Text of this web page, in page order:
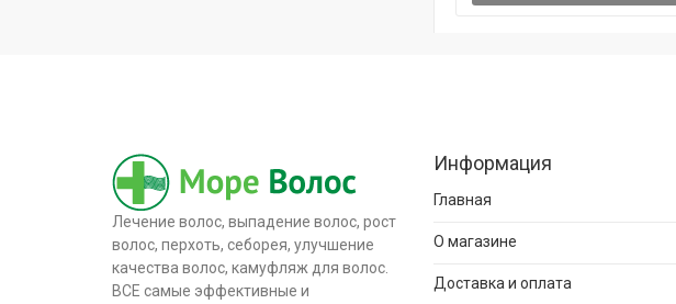
Лечение волос, выпадение волос, рост
волос, перхоть, себорея, улучшение
качества волос, камуфляж для волос.
ВСЕ самые эффективные и
Информация
Главная
О магазине
Доставка и оплата